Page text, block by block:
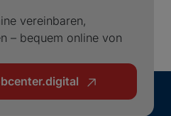
vereinbaren,
– bequem online von